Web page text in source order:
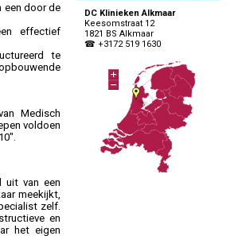
DC Klinieken Alkmaar
Keesomstraat 12
1821 BS Alkmaar
☎ +3172 519 1630
een door de
effectief
te
Medisch
voldoen
uit van een
meekijkt,
zelf.
en
het eigen